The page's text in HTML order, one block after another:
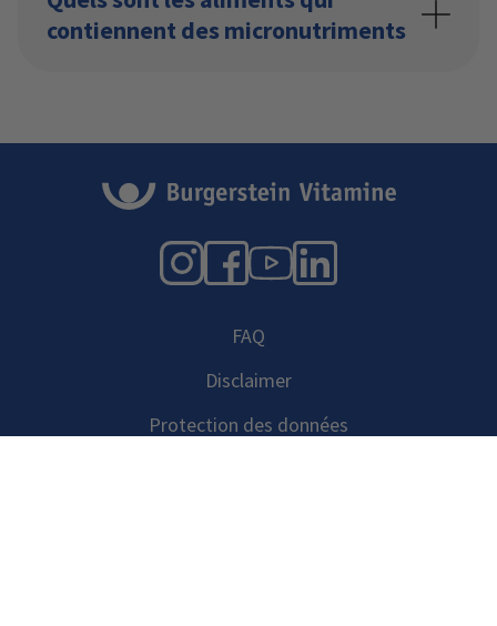
contiennent des micronutriments
Instagram
Facebook
YouTube
LinkedIn
FAQ
Disclaimer
Protection des données